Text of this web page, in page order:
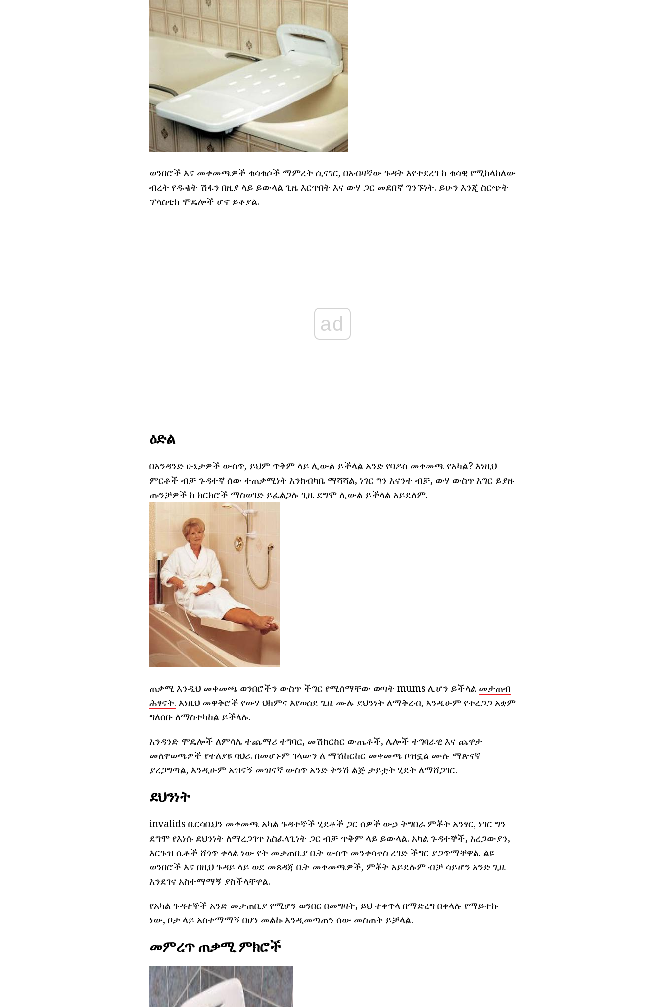
ወንበሮች እና መቀመጫዎች ቁሳቁሶች ማምረት ሲናገር, በአብዛኛው ጉዳት እየተደረገ ከ ቁሳዊ የሚከላከለው
ብረት የዱቄት ሽፋን በዚያ ላይ ይውላል ጊዜ እርጥበት እና ውሃ ጋር መደበኛ ግንኙነት. ይሁን እንጂ ስርጭት
ፕላስቲክ ሞዴሎች ሆኖ ይቆያል.
ad
ዕድል
በአንዳንድ ሁኔታዎች ውስጥ, ይህም ጥቅም ላይ ሊውል ይችላል አንድ የባዶስ መቀመጫ የአካል? እነዚህ
ምርቶች ብቻ ጉዳተኛ ሰው ተጠቃሚነት እንክብካቤ ማሻሻል, ነገር ግን እናንተ ብቻ, ውሃ ውስጥ እግር ይያዙ
ጡንቻዎች ከ ክርክሮች ማስወገድ ይፈልጋሉ ጊዜ ደግሞ ሊውል ይችላል አይደለም.
ጠቃሚ እንዲህ መቀመጫ ወንበሮችን ውስጥ ችግር የሚሰማቸው ወጣት mums ሊሆን ይችላል መታጠብ
ሕፃናት. እነዚህ መዋቅሮች የውሃ ህክምና እየወሰደ ጊዜ ሙሉ ደህንነት ለማቅረብ, እንዲሁም የተረጋጋ አቋም
ግለሰቡ ለማስተካከል ይችላሉ.
አንዳንድ ሞዴሎች ለምሳሌ ተጨማሪ ተግባር, መሽከርከር ውጤቶች, ሌሎች ተግባራዊ እና ጨዋታ
መለዋወጫዎች የተለያዩ ባህሪ. በመሆኑም ገላውን ለ ማሽከርከር መቀመጫ ቦዝኗል ሙሉ ማጽናኛ
ያረጋግጣል, እንዲሁም አዝናኝ መዝናኛ ውስጥ አንድ ትንሽ ልጅ ታይቷት ሂደት ለማሸጋገር.
ደህንነት
invalids ቤርሳቤህን መቀመጫ አካል ጉዳተኞች ሂደቶች ጋር ሰዎች ውኃ ትግበራ ምቾት አንፃር, ነገር ግን
ደግሞ የእነሱ ደህንነት ለማረጋገጥ አስፈላጊነት ጋር ብቻ ጥቅም ላይ ይውላል. አካል ጉዳተኞች, አረጋውያን,
እርጉዝ ሴቶች ሸጎጥ ቀላል ነው የት መታጠቢያ ቤት ውስጥ መንቀሳቀስ ረገድ ችግር ያጋጥማቸዋል. ልዩ
ወንበሮች እና በዚህ ጉዳይ ላይ ወደ መጸዳጃ ቤት መቀመጫዎች, ምቾት አይደሉም ብቻ ሳይሆን አንድ ጊዜ
እንደገና አስተማማኝ ያስችላቸዋል.
የአካል ጉዳተኞች አንድ መታጠቢያ የሚሆን ወንበር በመግዛት, ይህ ተቀጥላ በማድረግ በቀላሉ የማይተኩ
ነው, ቦታ ላይ አስተማማኝ በሆነ መልኩ እንዲመጣጠን ሰው መስጠት ይቻላል.
መምረጥ ጠቃሚ ምክሮች